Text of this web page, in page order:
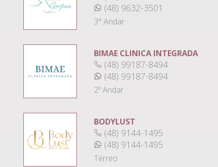
(48) 9632-3501
3° Andar
BIMAE CLINICA INTEGRADA
(48) 99187-8494
(48) 99187-8494
2º Andar
BODYLUST
(48) 9144-1495
(48) 9144-1495
Térreo